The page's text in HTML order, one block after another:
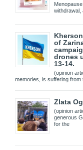
withdrawal,
of
drones
13-14.
(opinion
memories, is suffering
Zlata
(opinion
generous
for the